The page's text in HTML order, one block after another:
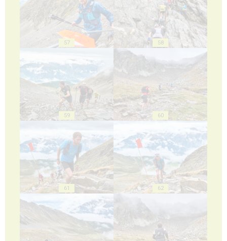
57 58
59 60
61 62